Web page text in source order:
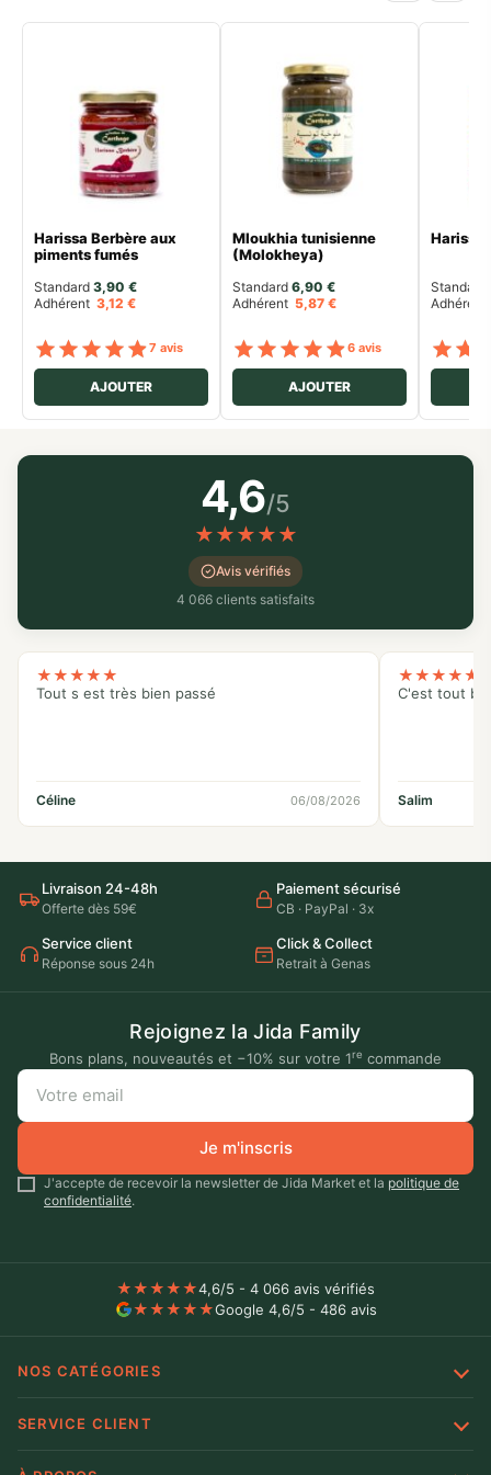
Harissa Berbère aux
piments fumés
Standard 3,90 €
Adhérent 3,12 €
Note sur 5
7 avis
AJOUTER
Mloukhia tunisienne
(Molokheya)
Standard 6,90€
Adhérent5,87€
Note sur 5
6 avis
AJOUTER
Harissa
Standard
4,6/5
★★★★★
Avis vérifiés
4 066 clients satisfaits
★★★★★
Tout s est très bien passé
Céline 06/08/2026
★★★★★
C'est tout
Salim
Livraison 24-48h
Offerte dès 59€
Paiement sécurisé
CB · PayPal · 3x
Service client
Réponse sous 24h
Click & Collect
Retrait à Genas
Rejoignez la Jida Family
Bons plans, nouveautés et −10% sur votre 1re commande
Je m'inscris
J'accepte de recevoir la newsletter de Jida Market et la politique de
confidentialité.
★★★★★4,6/5 - 4 066 avis vérifiés
★★★★★Google 4,6/5 - 486 avis
NOS CATÉGORIES
SERVICE CLIENT